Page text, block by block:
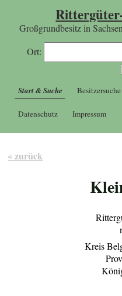
Großgrundbesitz in
Ort:
Start & Suche Besitzersuche
Datenschutz Impressum
« zurück
Kreis